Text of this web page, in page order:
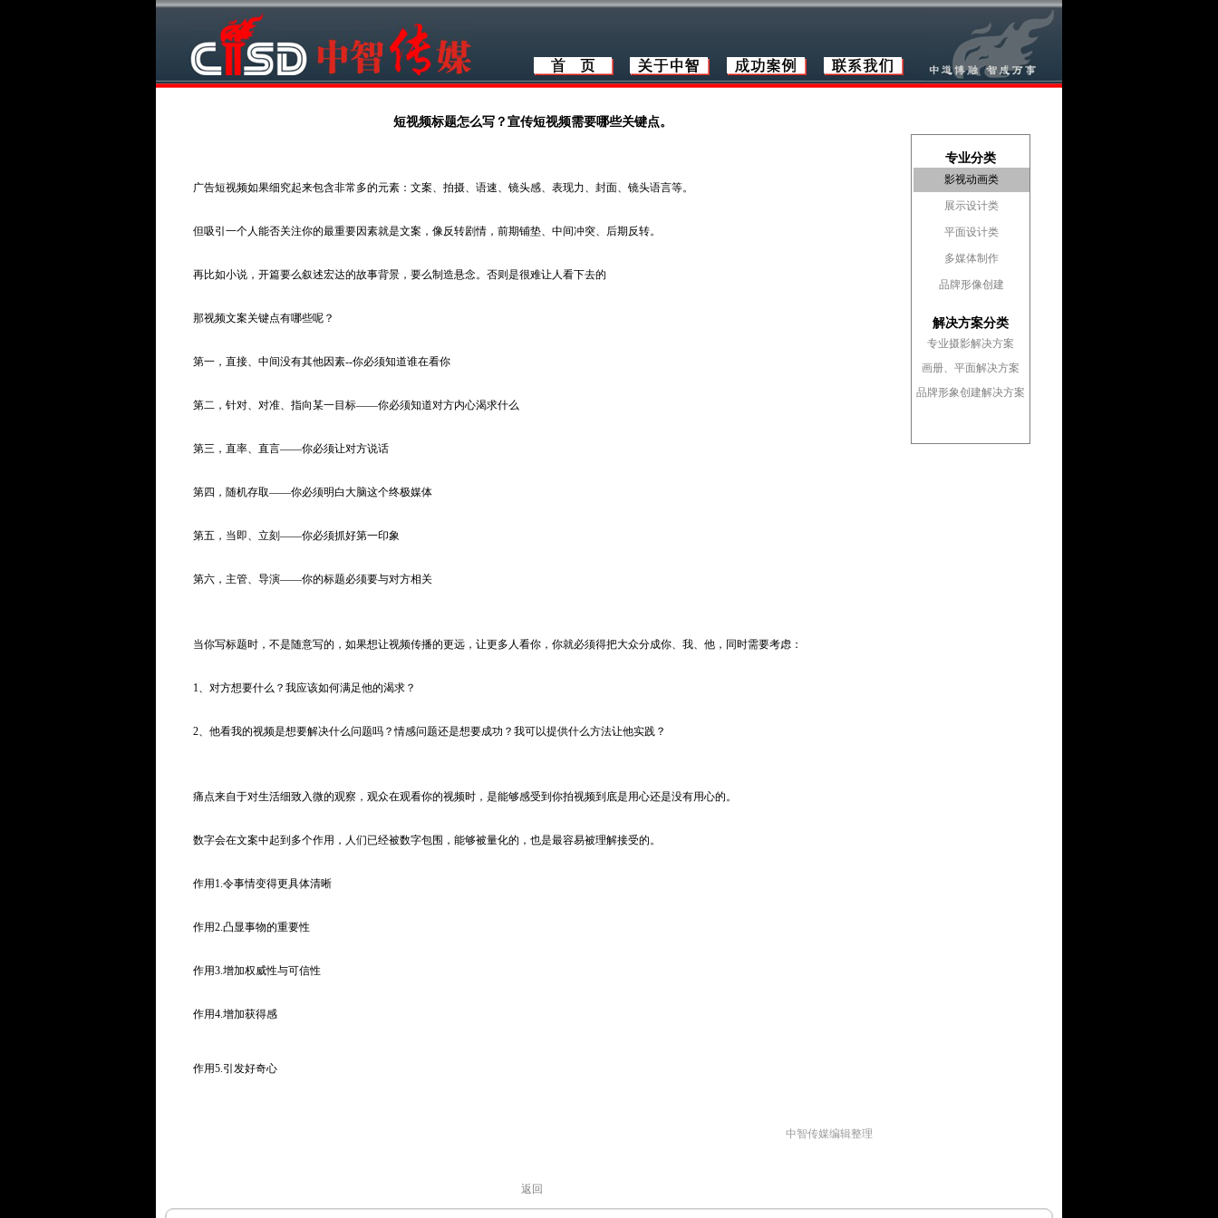
短视频标题怎么写？宣传短视频需要哪些关键点。
广告短视频如果细究起来包含非常多的元素：文案、拍摄、语速、镜头感、表现力、封面、镜头语言等。
但吸引一个人能否关注你的最重要因素就是文案，像反转剧情，前期铺垫、中间冲突、后期反转。
再比如小说，开篇要么叙述宏达的故事背景，要么制造悬念。否则是很难让人看下去的
那视频文案关键点有哪些呢？
第一，直接、中间没有其他因素--你必须知道谁在看你
第二，针对、对准、指向某一目标——你必须知道对方内心渴求什么
第三，直率、直言——你必须让对方说话
第四，随机存取——你必须明白大脑这个终极媒体
第五，当即、立刻——你必须抓好第一印象
第六，主管、导演——你的标题必须要与对方相关
当你写标题时，不是随意写的，如果想让视频传播的更远，让更多人看你，你就必须得把大众分成你、我、他，同时需要考虑：
1、对方想要什么？我应该如何满足他的渴求？
2、他看我的视频是想要解决什么问题吗？情感问题还是想要成功？我可以提供什么方法让他实践？
痛点来自于对生活细致入微的观察，观众在观看你的视频时，是能够感受到你拍视频到底是用心还是没有用心的。
数字会在文案中起到多个作用，人们已经被数字包围，能够被量化的，也是最容易被理解接受的。
作用1.令事情变得更具体清晰
作用2.凸显事物的重要性
作用3.增加权威性与可信性
作用4.增加获得感
作用5.引发好奇心
中智传媒编辑整理
返回
专业分类
影视动画类
展示设计类
平面设计类
多媒体制作
品牌形像创建
解决方案分类
专业摄影解决方案
画册、平面解决方案
品牌形象创建解决方案